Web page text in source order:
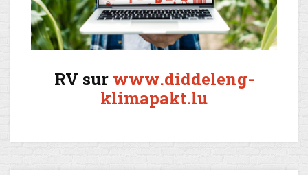
RV sur www.diddeleng-
klimapakt.lu